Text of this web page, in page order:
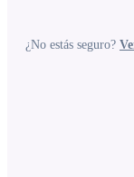
¿No estás seguro?